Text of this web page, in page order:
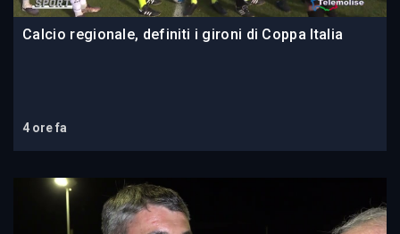
Calcio regionale, definiti i gironi di Coppa Italia
4 ore fa